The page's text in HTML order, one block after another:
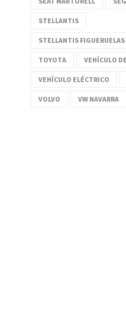
STELLANTIS
STELLANTIS FIGUERUELAS
TOYOTA VEHÍCULO
VEHÍCULO ELÉCTRICO
VOLVO VW NAVARRA